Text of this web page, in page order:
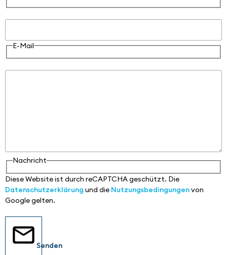
E-Mail
Nachricht
Diese Website ist durch reCAPTCHA geschützt. Die
Datenschutzerklärung und die Nutzungsbedingungenvon
Google gelten.
Senden